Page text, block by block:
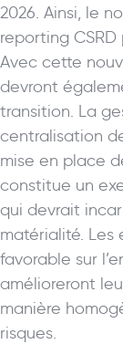
2026. Ainsi, le
reporting CSRD
Avec cette
devront
transition. La
centralisation
mise en place
constitue un
qui devrait
matérialité. Les
favorable sur
amélioreront
manière
risques.